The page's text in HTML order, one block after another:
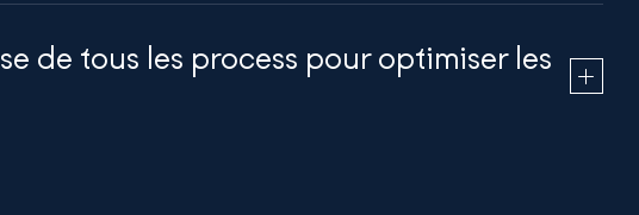
de tous les process pour optimiser les